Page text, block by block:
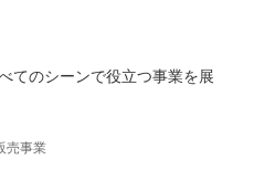
てのシーンで役立つ事業を展
事業